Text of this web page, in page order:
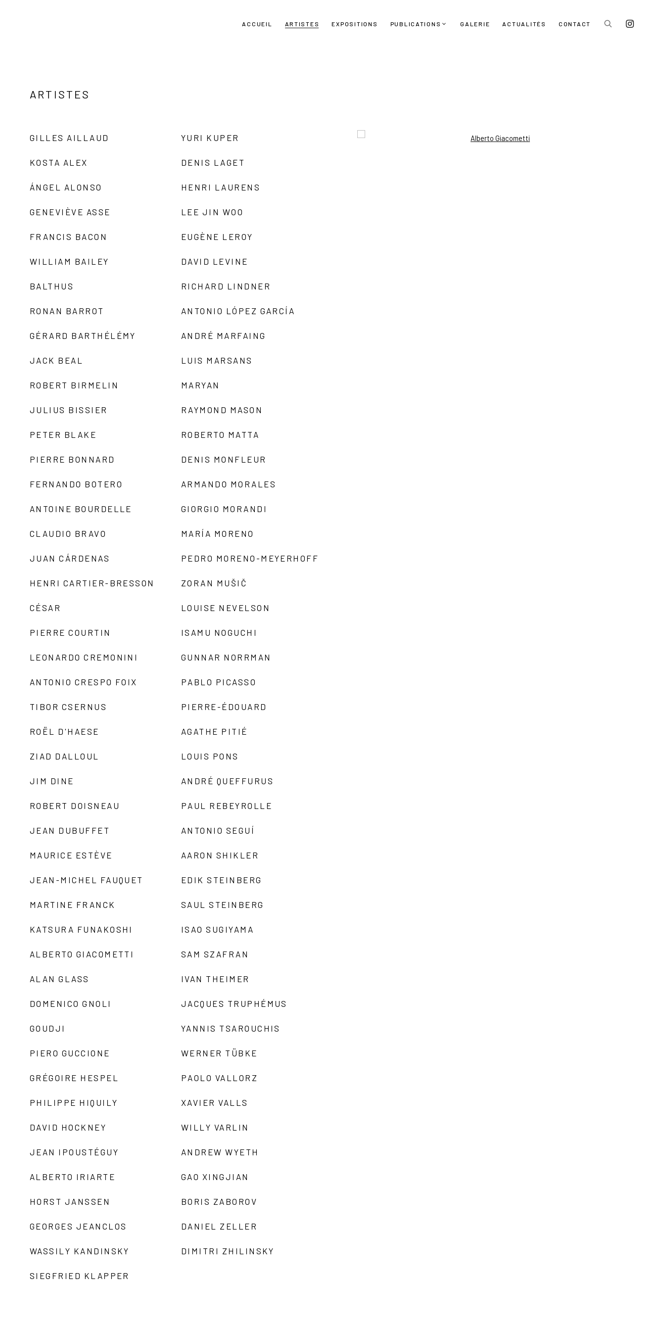
ACCUEIL ARTISTES EXPOSITIONS PUBLICATIONS GALERIE ACTUALITÉS CONTACT
ARTISTES
GILLES AILLAUD
KOSTA ALEX
ÁNGEL ALONSO
GENEVIÈVE ASSE
FRANCIS BACON
WILLIAM BAILEY
BALTHUS
RONAN BARROT
GÉRARD BARTHÉLÉMY
JACK BEAL
ROBERT BIRMELIN
JULIUS BISSIER
PETER BLAKE
PIERRE BONNARD
FERNANDO BOTERO
ANTOINE BOURDELLE
CLAUDIO BRAVO
JUAN CÁRDENAS
HENRI CARTIER-BRESSON
CÉSAR
PIERRE COURTIN
LEONARDO CREMONINI
ANTONIO CRESPO FOIX
TIBOR CSERNUS
ROËL D'HAESE
ZIAD DALLOUL
JIM DINE
ROBERT DOISNEAU
JEAN DUBUFFET
MAURICE ESTÈVE
JEAN-MICHEL FAUQUET
MARTINE FRANCK
KATSURA FUNAKOSHI
ALBERTO GIACOMETTI
ALAN GLASS
DOMENICO GNOLI
GOUDJI
PIERO GUCCIONE
GRÉGOIRE HESPEL
PHILIPPE HIQUILY
DAVID HOCKNEY
JEAN IPOUSTÉGUY
ALBERTO IRIARTE
HORST JANSSEN
GEORGES JEANCLOS
WASSILY KANDINSKY
SIEGFRIED KLAPPER
YURI KUPER
DENIS LAGET
HENRI LAURENS
LEE JIN WOO
EUGÈNE LEROY
DAVID LEVINE
RICHARD LINDNER
ANTONIO LÓPEZ GARCÍA
ANDRÉ MARFAING
LUIS MARSANS
MARYAN
RAYMOND MASON
ROBERTO MATTA
DENIS MONFLEUR
ARMANDO MORALES
GIORGIO MORANDI
MARÍA MORENO
PEDRO MORENO-MEYERHOFF
ZORAN MUŠIČ
LOUISE NEVELSON
ISAMU NOGUCHI
GUNNAR NORRMAN
PABLO PICASSO
PIERRE-ÉDOUARD
AGATHE PITIÉ
LOUIS PONS
ANDRÉ QUEFFURUS
PAUL REBEYROLLE
ANTONIO SEGUÍ
AARON SHIKLER
EDIK STEINBERG
SAUL STEINBERG
ISAO SUGIYAMA
SAM SZAFRAN
IVAN THEIMER
JACQUES TRUPHÉMUS
YANNIS TSAROUCHIS
WERNER TÜBKE
PAOLO VALLORZ
XAVIER VALLS
WILLY VARLIN
ANDREW WYETH
GAO XINGJIAN
BORIS ZABOROV
DANIEL ZELLER
DIMITRI ZHILINSKY